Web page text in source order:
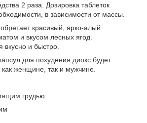
2 раза. Дозировка таблеток
в зависимости от массы.
красивый, ярко-алый
и вкусом лесных ягод.
вкусно и быстро.
для похудения диокс будет
женщине, так и мужчине.
грудью